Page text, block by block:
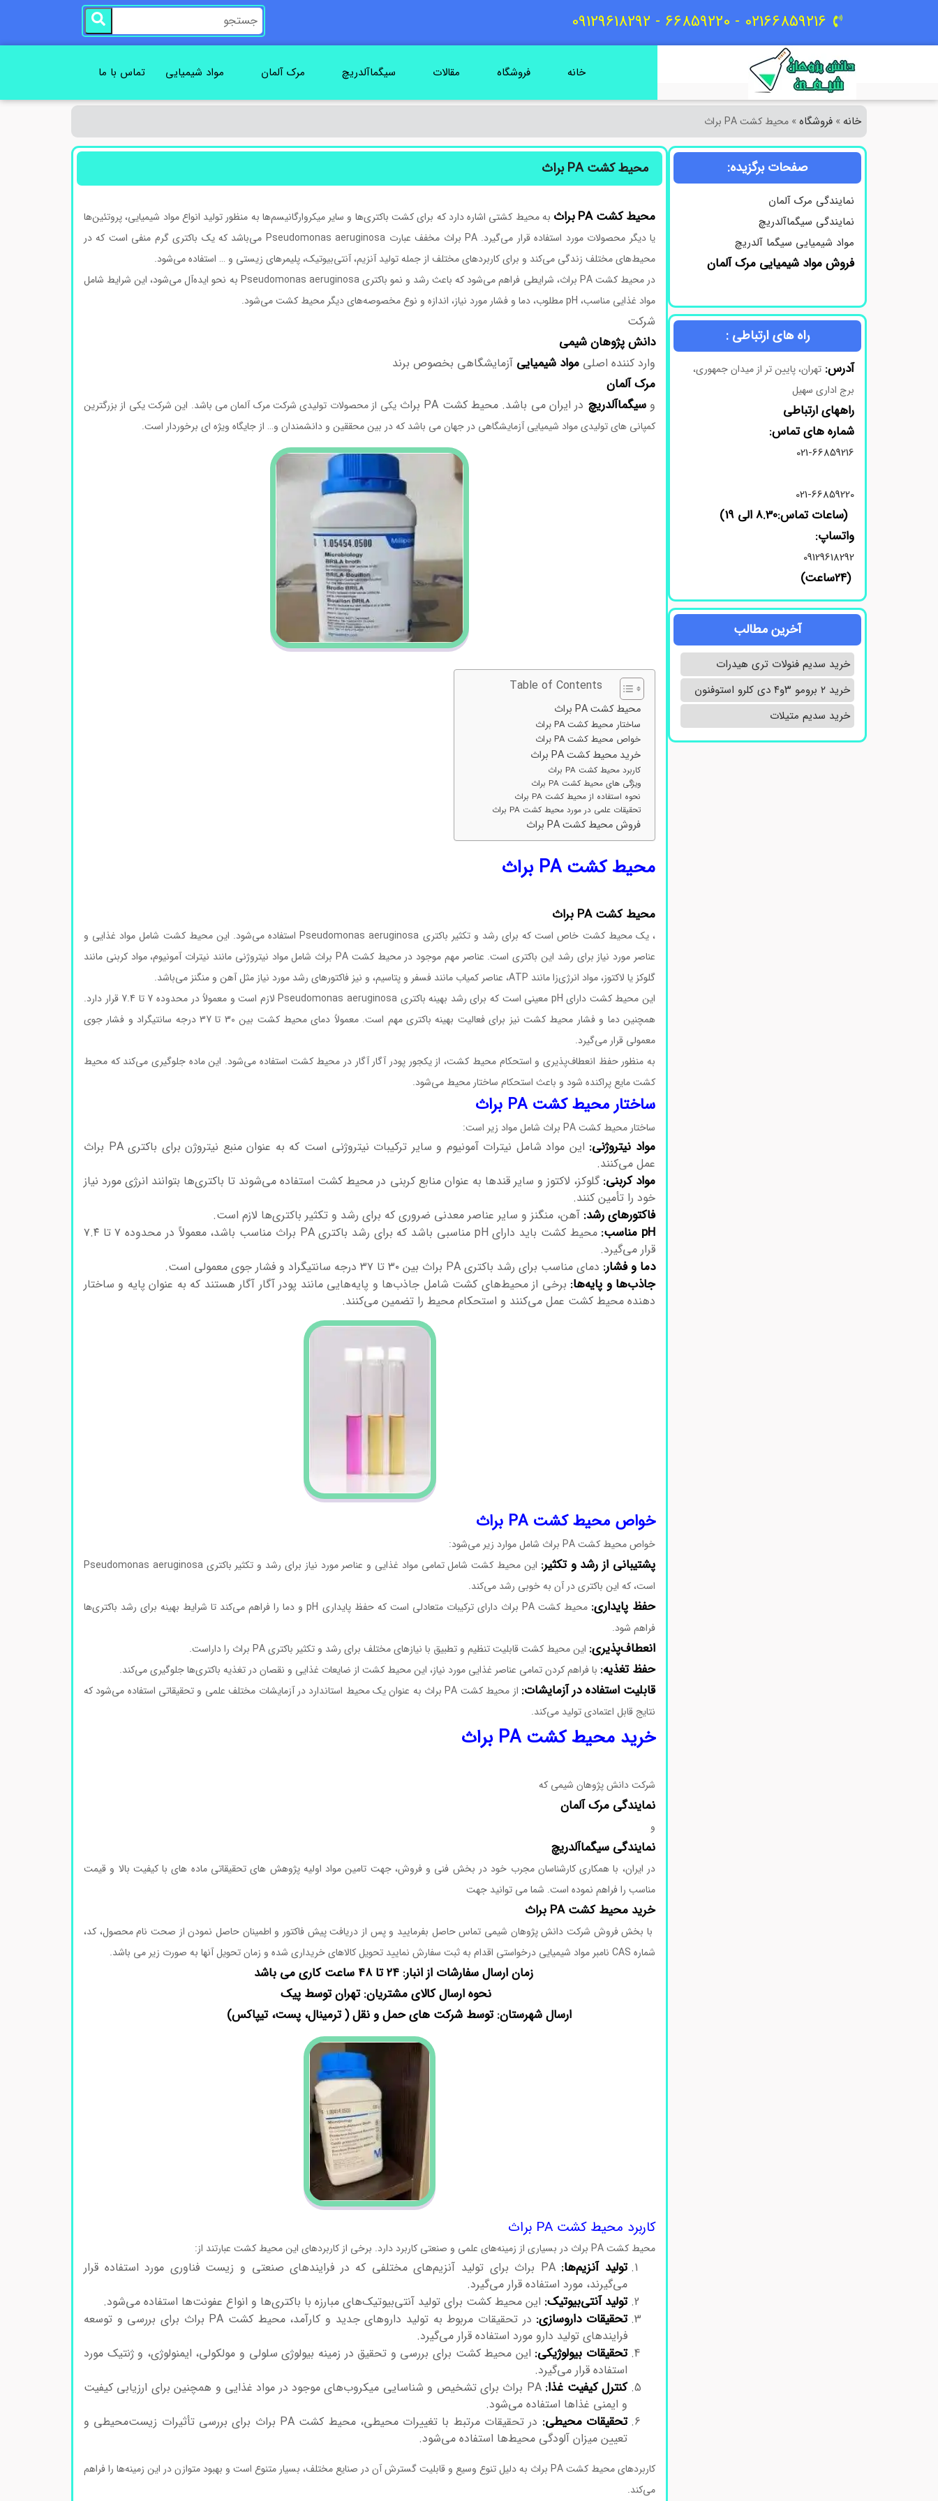
02166859216 - 66859220 - 09129618292
خانه فروشگاه مقالات سیگماآلدریچ مرک آلمان مواد شیمیایی تماس با ما
خانه » فروشگاه» محیط کشت PA براث
صفحات برگزیده:
نمایندگی مرک آلمان
نمایندگی سیگماآلدریچ
مواد شیمیایی سیگما آلدریچ
فروش مواد شیمیایی مرک آلمان
راه های ارتباطی :
آدرس: تهران، پایین تر از میدان جمهوری،
برج اداری سهیل
راههای ارتباطی
شماره های تماس:
021-66859216
021-66859220
(ساعات تماس:8.30 الی 19)
واتساپ:
09129618292
(24ساعت)
آخرین مطالب
خرید سدیم فنولات تری هیدرات
خرید ۲ برومو ۳و۴ دی‌ کلرو استوفنون
خرید سدیم متیلات
محیط کشت PA براث
محیطکشت PAبراث به محیط کشتی اشاره دارد که برای کشت باکتری‌ها و سایر میکروارگانیسم‌ها به منظور تولید انواع مواد شیمیایی، پروتئین‌ها
یا دیگر محصولات مورد استفاده قرار می‌گیرد. PA براث مخفف عبارت Pseudomonas aeruginosa می‌باشد که یک باکتری گرم منفی است که در
محیط‌های مختلف زندگی می‌کند و برای کاربردهای مختلف از جمله تولید آنزیم، آنتی‌بیوتیک، پلیمرهای زیستی و … استفاده می‌شود.
در محیط کشت PA براث، شرایطی فراهم می‌شود که باعث رشد و نمو باکتری Pseudomonas aeruginosa به نحو ایده‌آل می‌شود، این شرایط شامل
مواد غذایی مناسب، pH مطلوب، دما و فشار مورد نیاز، اندازه و نوع مخصوصه‌های دیگر محیط کشت می‌شود.
شرکت
دانش پژوهان شیمی
وارد کننده اصلی مواد شیمیایی آزمایشگاهی بخصوص برند
مرکآلمان
وسیگماآلدریچ در ایران می باشد. محیط کشت PA براث
یکی از محصولات تولیدی شرکت مرک آلمان می باشد. این شرکت یکی از بزرگترین
کمپانی های تولیدی مواد شیمیایی آزمایشگاهی در جهان می باشد که در بین محققین و دانشمندان و… از جایگاه ویژه ای برخوردار است.
Table of Contents
محیط کشت PA براث
ساختار محیط کشت PA براث
خواص محیط کشت PA براث
خرید محیط کشت PA براث
کاربرد محیط کشت PA براث
ویژگی های محیط کشت PA براث
نحوه استفاده از محیط کشت PA براث
تحقیقات علمی در مورد محیط کشت PA براث
فروش محیط کشت PA براث
محیط کشت PA براث
محیط کشت PA براث
، یک محیط کشت خاص است که برای رشد و تکثیر باکتری Pseudomonas aeruginosa استفاده می‌شود. این محیط کشت شامل مواد غذایی و
عناصر مورد نیاز برای رشد این باکتری است. عناصر مهم موجود در محیط کشت PA براث شامل مواد نیتروژنی مانند نیترات آمونیوم، مواد کربنی مانند
گلوکز یا لاکتوز، مواد انرژی‌زا مانند ATP، عناصر کمیاب مانند فسفر و پتاسیم، و نیز فاکتورهای رشد مورد نیاز مثل آهن و منگنز می‌باشد.
این محیط کشت دارای pH معینی است که برای رشد بهینه باکتری Pseudomonas aeruginosa لازم است و معمولاً در محدوده 7 تا 7.4 قرار دارد.
همچنین دما و فشار محیط کشت نیز برای فعالیت بهینه باکتری مهم است. معمولاً دمای محیط کشت بین 30 تا 37 درجه سانتیگراد و فشار جوی
معمولی قرار می‌گیرد.
به منظور حفظ انعطاف‌پذیری و استحکام محیط کشت، از یکجور پودر آگار آگار در محیط کشت استفاده می‌شود. این ماده جلوگیری می‌کند که محیط
کشت مایع پراکنده شود و باعث استحکام ساختار محیط می‌شود.
ساختار محیط کشت PA براث
ساختار محیط کشت PA براث شامل مواد زیر است:
مواد نیتروژنی:
این مواد شامل نیترات آمونیوم و سایر ترکیبات نیتروژنی است که به عنوان منبع نیتروژن برای باکتری PA براث
عمل می‌کنند.
مواد کربنی: گلوکز، لاکتوز و سایر قند‌ها به عنوان منابع کربنی در محیط کشت استفاده می‌شوند تا باکتری‌ها بتوانند انرژی مورد نیاز
خود را تأمین کنند.
فاکتورهای رشد: آهن، منگنز و سایر عناصر معدنی ضروری که برای رشد و تکثیر باکتری‌ها لازم است.
pH مناسب:
محیط کشت باید دارای pH مناسبی باشد که برای رشد باکتری PA براث مناسب باشد، معمولاً در محدوده ۷ تا ۷.۴
قرار می‌گیرد.
دما و فشار: دمای مناسب برای رشد باکتری PA براث بین ۳۰ تا ۳۷ درجه سانتیگراد و فشار جوی معمولی است.
جاذب‌ها و پایه‌ها: برخی از محیط‌های کشت شامل جاذب‌ها و پایه‌هایی مانند پودر آگار آگار هستند که به عنوان پایه و ساختار
دهنده محیط کشت عمل می‌کنند و استحکام محیط را تضمین می‌کنند.
خواص محیط کشت PA براث
خواص محیط کشت PA براث شامل موارد زیر می‌شود:
پشتیبانی از رشد و تکثیر:
این محیط کشت شامل تمامی مواد غذایی و عناصر مورد نیاز برای رشد و تکثیر باکتری Pseudomonas aeruginosa
است، که این باکتری در آن به خوبی رشد می‌کند.
حفظ پایداری:
محیط کشت PA براث دارای ترکیبات متعادلی است که حفظ پایداری pH و دما را فراهم می‌کند تا شرایط بهینه برای رشد باکتری‌ها
فراهم شود.
انعطاف‌پذیری: این محیط کشت قابلیت تنظیم و تطبیق با نیازهای مختلف برای رشد و تکثیر باکتری PA براث را داراست.
حفظ تغذیه: با فراهم کردن تمامی عناصر غذایی مورد نیاز، این محیط کشت از ضایعات غذایی و نقصان در تغذیه باکتری‌ها جلوگیری می‌کند.
قابلیت استفاده در آزمایشات:
از محیط کشت PA براث به عنوان یک محیط استاندارد در آزمایشات مختلف علمی و تحقیقاتی استفاده می‌شود که
نتایج قابل اعتمادی تولید می‌کند.
خرید محیط کشت PA براث
شرکت دانش پژوهان شیمی که
نمایندگی مرکآلمان
و
نمایندگی سیگماآلدریچ
در ایران، با همکاری کارشناسان مجرب خود در بخش فنی و فروش، جهت تامین مواد اولیه پژوهش های تحقیقاتی ماده های با کیفیت بالا و قیمت
مناسب را فراهم نموده است. شما می توانید جهت
خرید محیط کشت PA براث
با بخش فروش شرکت دانش پژوهان شیمی تماس حاصل بفرمایید و پس از دریافت پیش فاکتور و اطمینان حاصل نمودن از صحت نام محصول، کد،
شماره CAS نامبر مواد شیمیایی درخواستی اقدام به ثبت سفارش نمایید تحویل کالاهای خریداری شده و زمان تحویل آنها به صورت زیر می باشد.
زمان ارسال سفارشات از انبار: ۲۴ تا ۴۸ ساعت کاری می باشد
نحوه ارسال کالای مشتریان: تهران توسط پیک
ارسال شهرستان: توسط شرکت های حمل و نقل ( ترمینال، پست، تیپاکس)
کاربرد محیط کشت PA براث
محیط کشت PA براث در بسیاری از زمینه‌های علمی و صنعتی کاربرد دارد. برخی از کاربردهای این محیط کشت عبارتند از:
تولید آنزیم‌ها:
PA براث برای تولید آنزیم‌های مختلفی که در فرایندهای صنعتی و زیست فناوری مورد استفاده قرار
می‌گیرند، مورد استفاده قرار می‌گیرد.
تولید آنتی‌بیوتیک: این محیط کشت برای تولید آنتی‌بیوتیک‌های مبارزه با باکتری‌ها و انواع عفونت‌ها استفاده می‌شود.
تحقیقات داروسازی:
در تحقیقات مربوط به تولید داروهای جدید و کارآمد، محیط کشت PA براث برای بررسی و توسعه
فرایندهای تولید دارو مورد استفاده قرار می‌گیرد.
تحقیقات بیولوژیکی: این محیط کشت برای بررسی و تحقیق در زمینه بیولوژی سلولی و مولکولی، ایمنولوژی، و ژنتیک مورد
استفاده قرار می‌گیرد.
کنترل کیفیت غذا:
PA براث برای تشخیص و شناسایی میکروب‌های موجود در مواد غذایی و همچنین برای ارزیابی کیفیت
و ایمنی غذاها استفاده می‌شود.
تحقیقات محیطی:
در تحقیقات مرتبط با تغییرات محیطی، محیط کشت PA براث برای بررسی تأثیرات زیست‌محیطی و
تعیین میزان آلودگی محیط‌ها استفاده می‌شود.
کاربردهای محیط کشت PA براث به دلیل تنوع وسیع و قابلیت گسترش آن در صنایع مختلف، بسیار متنوع است و بهبود متوازن در این زمینه‌ها را فراهم
می‌کند.